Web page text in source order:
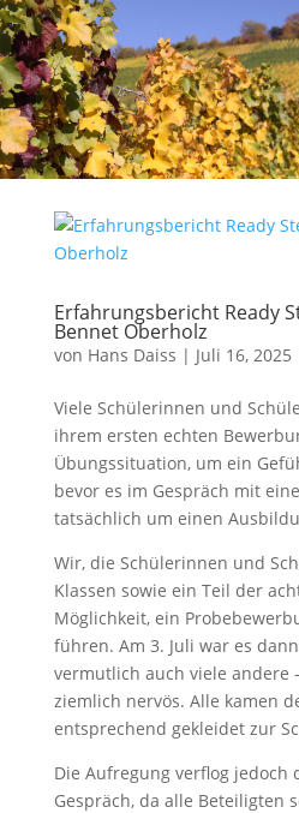
Erfahrungsbericht Ready
Bennet Oberholz
von Hans Daiss | Juli 16, 2025
Viele Schülerinnen und
ihrem ersten echten
Übungssituation, um ein
bevor es im Gespräch mit
tatsächlich um einen
Wir, die Schülerinnen und
Klassen sowie ein Teil der
Möglichkeit, ein
führen. Am 3. Juli war es
vermutlich auch viele andere
ziemlich nervös. Alle kamen
entsprechend gekleidet zur
Die Aufregung verflog jedoch
Gespräch, da alle Beteiligten